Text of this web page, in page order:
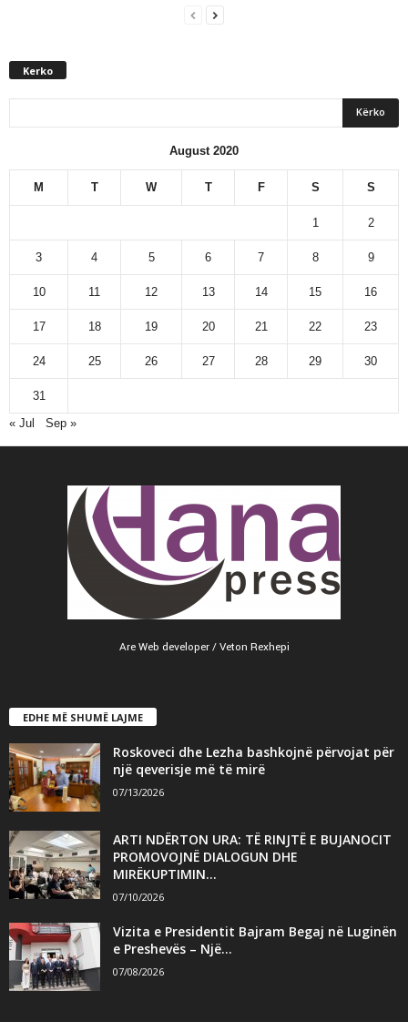
Kerko
August 2020
M T W T F S S
1 2
3 4 5 6 7 8 9
10 11 12 13 14 15 16
17 18 19 20 21 22 23
24 25 26 27 28 29 30
31
« Jul
Sep »
Are Web developer / Veton Rexhepi
EDHE MË SHUMË LAJME
Roskoveci dhe Lezha bashkojnë përvojat për
një qeverisje më të mirë
07/13/2026
ARTI NDËRTON URA: TË RINJTË E BUJANOCIT
PROMOVOJNË DIALOGUN DHE
MIRËKUPTIMIN...
07/10/2026
Vizita e Presidentit Bajram Begaj në Luginën
e Preshevës – Një...
07/08/2026